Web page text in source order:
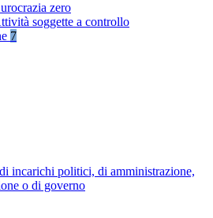
zero
soggette a controllo
7
incarichi politici, di amministrazione,
o di governo